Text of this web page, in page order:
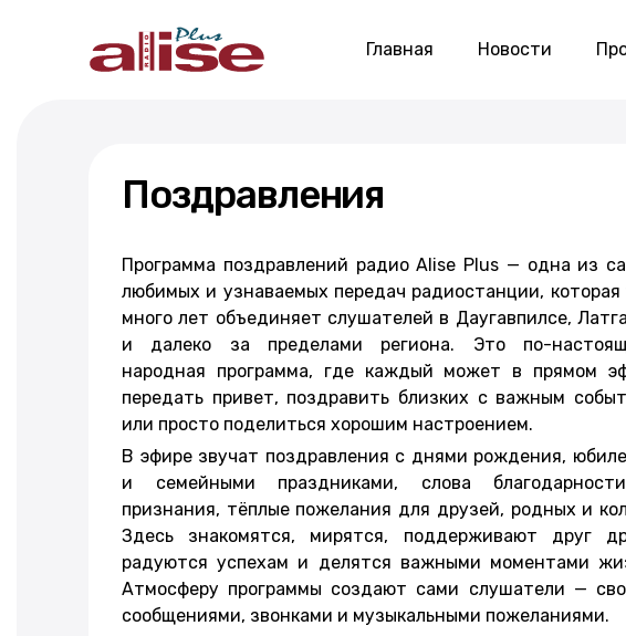
Главная Новости
Поздравления
Программа поздравлений радио Alise Plus — одна из
любимых и узнаваемых передач радиостанции,
много лет объединяет слушателей в Даугавпилсе,
и далеко за пределами региона. Это по-
народная программа, где каждый может в прямом
передать привет, поздравить близких с важным
или просто поделиться хорошим настроением.
В эфире звучат поздравления с днями рождения,
и семейными праздниками, слова
признания, тёплые пожелания для друзей, родных и
Здесь знакомятся, мирятся, поддерживают друг
радуются успехам и делятся важными моментами
Атмосферу программы создают сами слушатели —
сообщениями, звонками и музыкальными пожеланиями.